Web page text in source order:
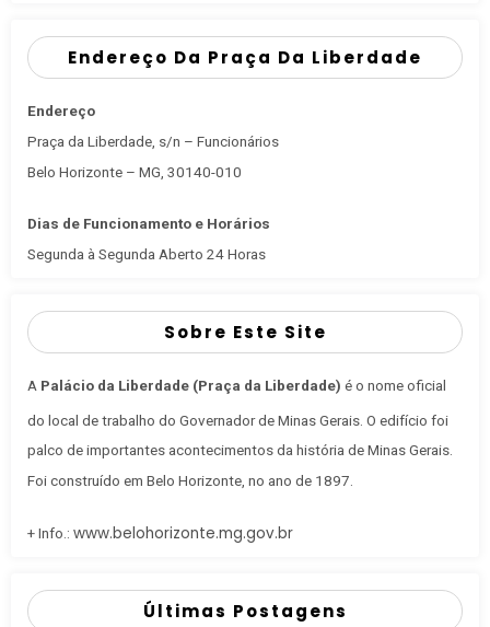
Endereço Da Praça Da Liberdade
Endereço
Praça da Liberdade, s/n – Funcionários
Belo Horizonte – MG, 30140-010
Dias de Funcionamento e Horários
Segunda à Segunda Aberto 24 Horas
Sobre Este Site
A Palácio da Liberdade (Praça da Liberdade) é o nome oficial
do local de trabalho do Governador de Minas Gerais . O edifício foi
palco de importantes acontecimentos da história de Minas Gerais.
Foi construído em Belo Horizonte, no ano de 1897.
+ Info.: www.belohorizonte.mg.gov.br
Últimas Postagens